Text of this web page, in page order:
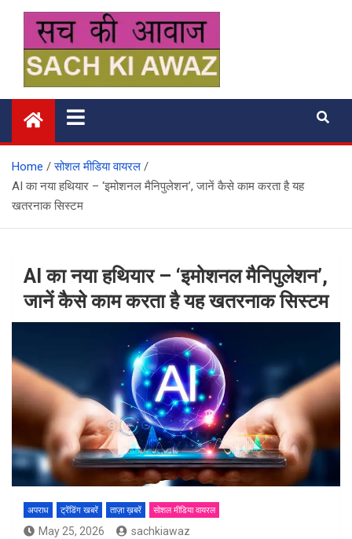
content
सच की आवाज
Home
सोशल मीडिया वायरल
AI का नया हथियार – ‘इमोशनल मैनिपुलेशन’, जानें कैसे काम करता है यह
खतरनाक सिस्टम
AI का नया हथियार – ‘इमोशनल मैनिपुलेशन’,
जानें कैसे काम करता है यह खतरनाक सिस्टम
अपराध ट्रेंडिंग खबरें ताज़ा ख़बरें सोशल मीडिया वायरल
May 25, 2026 sachkiawaz